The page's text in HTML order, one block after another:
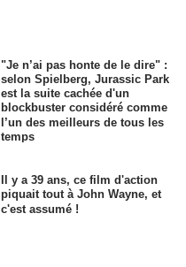
"Je n’ai pas honte de le dire" :
selon Spielberg, Jurassic Park
est la suite cachée d'un
blockbuster considéré comme
l’un des meilleurs de tous les
temps
Il y a 39 ans, ce film d'action
piquait tout à John Wayne, et
c'est assumé !